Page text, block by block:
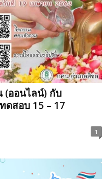
(ออนไลน์) กับ
ดสอบ 15 – 17
1